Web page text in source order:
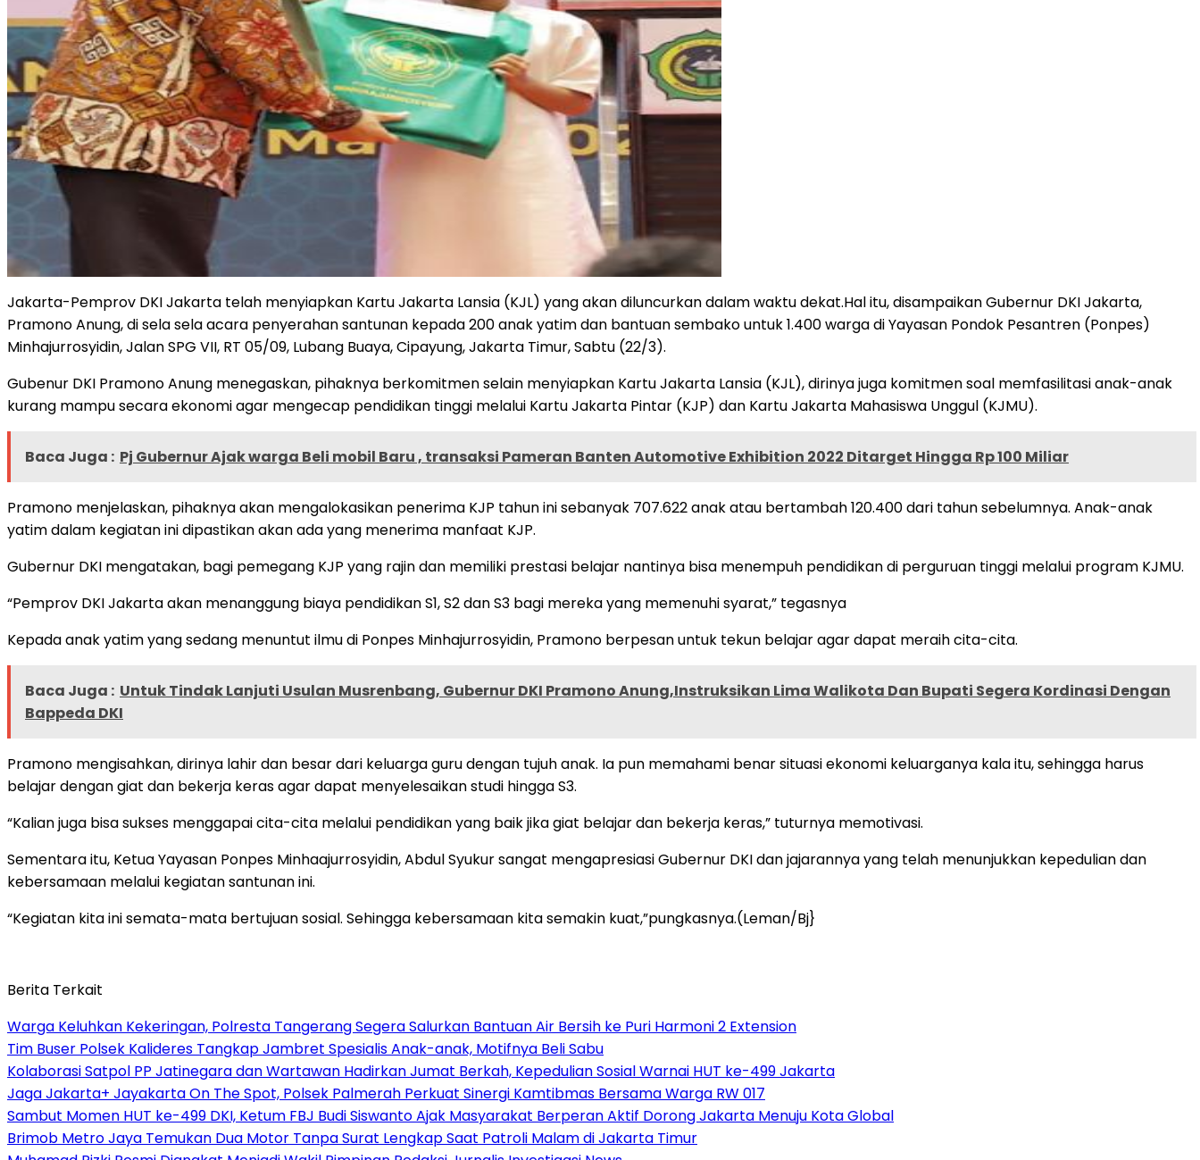
Jakarta-Pemprov DKI Jakarta telah menyiapkan Kartu Jakarta Lansia (KJL) yang akan diluncurkan dalam waktu dekat.Hal itu, disampaikan Gubernur DKI Jakarta,
Pramono Anung, di sela sela acara penyerahan santunan kepada 200 anak yatim dan bantuan sembako untuk 1.400 warga di Yayasan Pondok Pesantren (Ponpes)
Minhajurrosyidin, Jalan SPG VII, RT 05/09, Lubang Buaya, Cipayung, Jakarta Timur, Sabtu (22/3).
Gubenur DKI Pramono Anung menegaskan, pihaknya berkomitmen selain menyiapkan Kartu Jakarta Lansia (KJL), dirinya juga komitmen soal memfasilitasi anak-anak
kurang mampu secara ekonomi agar mengecap pendidikan tinggi melalui Kartu Jakarta Pintar (KJP) dan Kartu Jakarta Mahasiswa Unggul (KJMU).
Baca Juga : Pj Gubernur Ajak warga Beli mobil Baru , transaksi Pameran Banten Automotive Exhibition 2022 Ditarget Hingga Rp 100 Miliar
Pramono menjelaskan, pihaknya akan mengalokasikan penerima KJP tahun ini sebanyak 707.622 anak atau bertambah 120.400 dari tahun sebelumnya. Anak-anak
yatim dalam kegiatan ini dipastikan akan ada yang menerima manfaat KJP.
Gubernur DKI mengatakan, bagi pemegang KJP yang rajin dan memiliki prestasi belajar nantinya bisa menempuh pendidikan di perguruan tinggi melalui program KJMU.
“Pemprov DKI Jakarta akan menanggung biaya pendidikan S1, S2 dan S3 bagi mereka yang memenuhi syarat,” tegasnya
Kepada anak yatim yang sedang menuntut ilmu di Ponpes Minhajurrosyidin, Pramono berpesan untuk tekun belajar agar dapat meraih cita-cita.
Baca Juga : Untuk Tindak Lanjuti Usulan Musrenbang, Gubernur DKI Pramono Anung,Instruksikan Lima Walikota Dan Bupati Segera Kordinasi Dengan
Bappeda DKI
Pramono mengisahkan, dirinya lahir dan besar dari keluarga guru dengan tujuh anak. Ia pun memahami benar situasi ekonomi keluarganya kala itu, sehingga harus
belajar dengan giat dan bekerja keras agar dapat menyelesaikan studi hingga S3.
“Kalian juga bisa sukses menggapai cita-cita melalui pendidikan yang baik jika giat belajar dan bekerja keras,” tuturnya memotivasi.
Sementara itu, Ketua Yayasan Ponpes Minhaajurrosyidin, Abdul Syukur sangat mengapresiasi Gubernur DKI dan jajarannya yang telah menunjukkan kepedulian dan
kebersamaan melalui kegiatan santunan ini.
“Kegiatan kita ini semata-mata bertujuan sosial. Sehingga kebersamaan kita semakin kuat,”pungkasnya.(Leman/Bj}
Berita Terkait
Warga Keluhkan Kekeringan, Polresta Tangerang Segera Salurkan Bantuan Air Bersih ke Puri Harmoni 2 Extension
Tim Buser Polsek Kalideres Tangkap Jambret Spesialis Anak-anak, Motifnya Beli Sabu
Kolaborasi Satpol PP Jatinegara dan Wartawan Hadirkan Jumat Berkah, Kepedulian Sosial Warnai HUT ke-499 Jakarta
Jaga Jakarta+ Jayakarta On The Spot, Polsek Palmerah Perkuat Sinergi Kamtibmas Bersama Warga RW 017
Sambut Momen HUT ke-499 DKI, Ketum FBJ Budi Siswanto Ajak Masyarakat Berperan Aktif Dorong Jakarta Menuju Kota Global
Brimob Metro Jaya Temukan Dua Motor Tanpa Surat Lengkap Saat Patroli Malam di Jakarta Timur